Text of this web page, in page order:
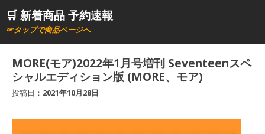
ン🛒 新着商品 予約速報
☞タップで商品ページへ
MORE(モア)2022年1月号増刊 Seventeenスペ
シャルエディション版 (MORE、モア)
投稿日： 2021年10月28日